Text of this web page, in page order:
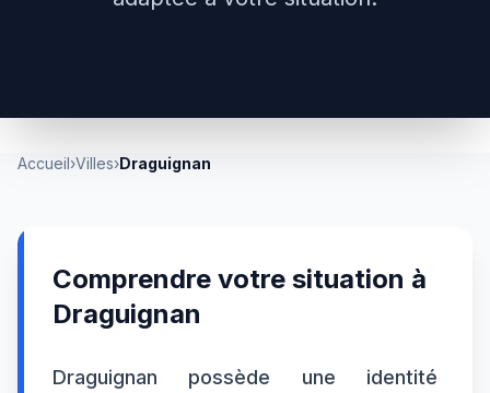
Accueil›Villes›Draguignan
Comprendre votre situation à
Draguignan
Draguignan possède une identité